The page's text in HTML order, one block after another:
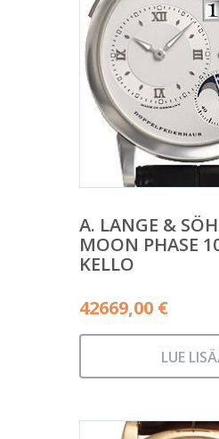
A. LANGE &
MOON PHASE
KELLO
42669,00 €
LUE